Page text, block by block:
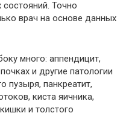
состояний. Точно
врач на основе данных
много: аппендицит,
и другие патологии
пузыря, панкреатит,
киста яичника,
и толстого